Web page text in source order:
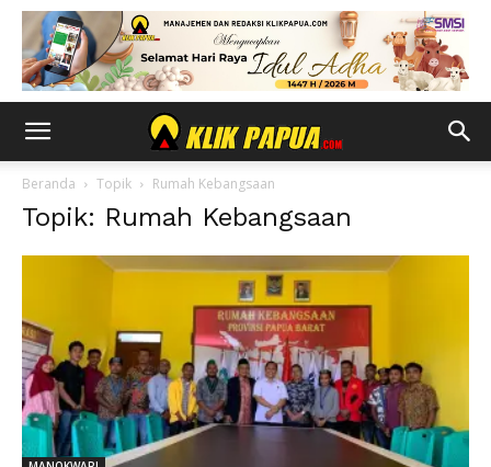
Beranda Topik Rumah Kebangsaan
Topik: Rumah Kebangsaan